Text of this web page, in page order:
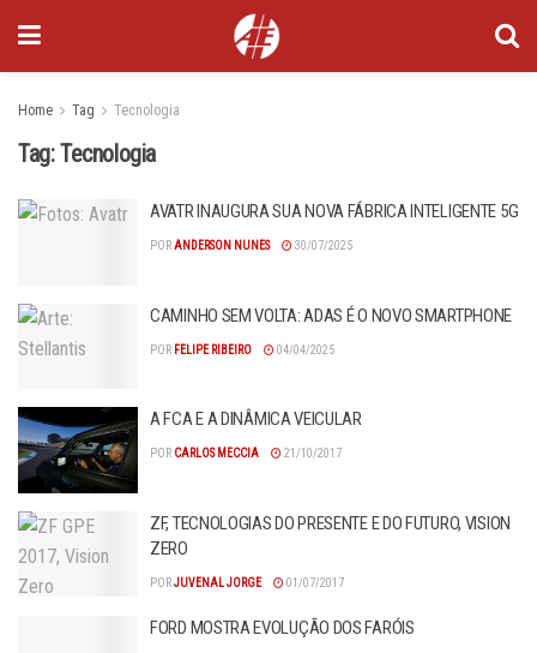
Home Tag Tecnologia
Tag:Tecnologia
AVATR INAUGURA SUA NOVA FÁBRICA INTELIGENTE 5G
POR ANDERSON NUNES 30/07/2025
CAMINHO SEM VOLTA: ADAS É O NOVO SMARTPHONE
POR FELIPE RIBEIRO 04/04/2025
A FCA E A DINÂMICA VEICULAR
POR CARLOS MECCIA 21/10/2017
ZF, TECNOLOGIAS DO PRESENTE E DO FUTURO, VISION
ZERO
PORJUVENAL JORGE 01/07/2017
FORD MOSTRA EVOLUÇÃO DOS FARÓIS